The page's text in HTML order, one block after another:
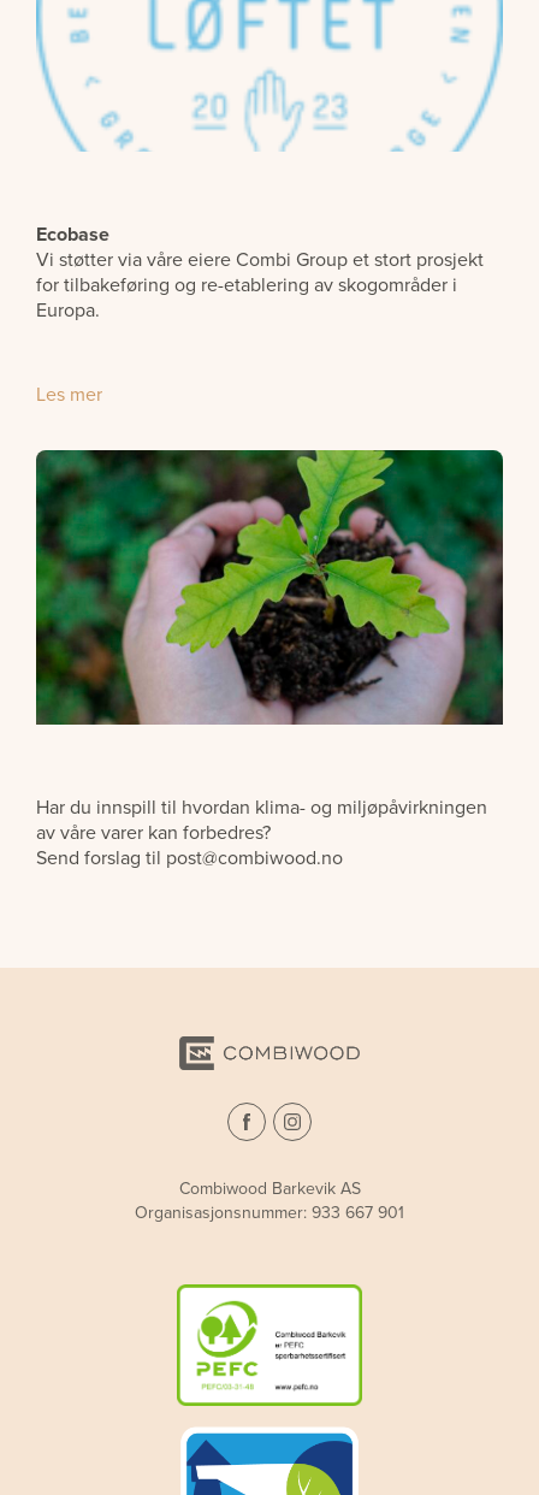
Ecobase
Vi støtter via våre eiere Combi Group et stort prosjekt
for tilbakeføring og re-etablering av skogområder i
Europa.
Les mer
Har du innspill til hvordan klima- og miljøpåvirkningen
av våre varer kan forbedres?
Send forslag til post@combiwood.no
Combiwood Barkevik AS
Organisasjonsnummer: 933 667 901